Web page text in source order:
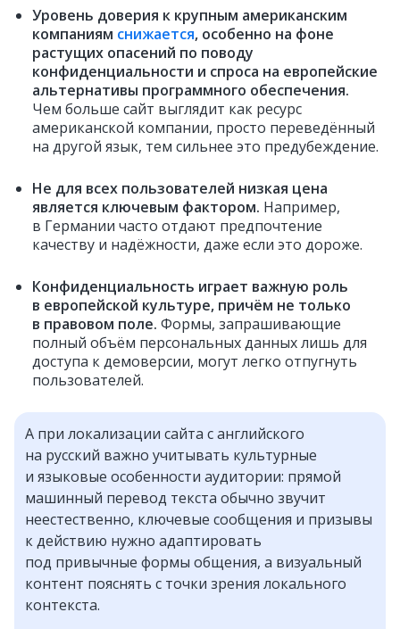
Уровень доверия к крупным американским
компаниям снижается, особенно на фоне
растущих опасений по поводу
конфиденциальности и спроса на европейские
альтернативы программного обеспечения.
Чем больше сайт выглядит как ресурс
американской компании, просто переведённый
на другой язык, тем сильнее это предубеждение.
Не для всех пользователей низкая цена
является ключевым фактором. Например,
в Германии часто отдают предпочтение
качеству и надёжности, даже если это дороже.
Конфиденциальность играет важную роль
в европейской культуре, причём не только
в правовом поле. Формы, запрашивающие
полный объём персональных данных лишь для
доступа к демоверсии, могут легко отпугнуть
пользователей.
А при локализации сайта с английского
на русский важно учитывать культурные
и языковые особенности аудитории: прямой
машинный перевод текста обычно звучит
неестественно, ключевые сообщения и призывы
к действию нужно адаптировать
под привычные формы общения, а визуальный
контент пояснять с точки зрения локального
контекста.